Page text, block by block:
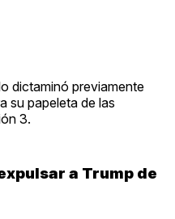
dictaminó previamente
su papeleta de las
3.
a Trump de